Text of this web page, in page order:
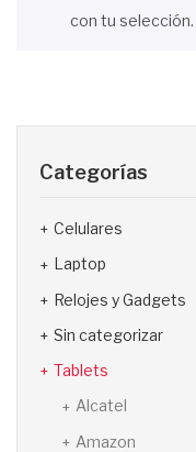
con tu selección.
Categorías
Celulares
Laptop
Relojes y Gadgets
Sin categorizar
Tablets
Alcatel
Amazon